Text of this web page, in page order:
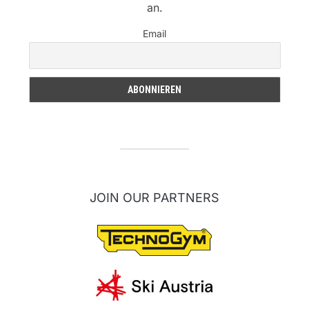
an.
Email
JOIN OUR PARTNERS